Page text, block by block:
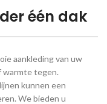
één dak
aankleding van uw
warmte tegen.
kunnen een
We bieden u